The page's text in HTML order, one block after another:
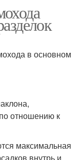
в основном
отношению к
максимальная